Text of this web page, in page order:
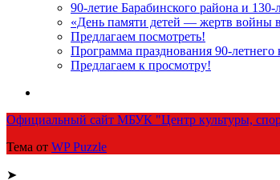
90-летие Барабинского района и
«День памяти детей — жертв войны
Предлагаем посмотреть!
Программа празднования 90-
Предлагаем к просмотру!
Официальный сайт МБУК "Центр культуры,
Тема от WP Puzzle
➤